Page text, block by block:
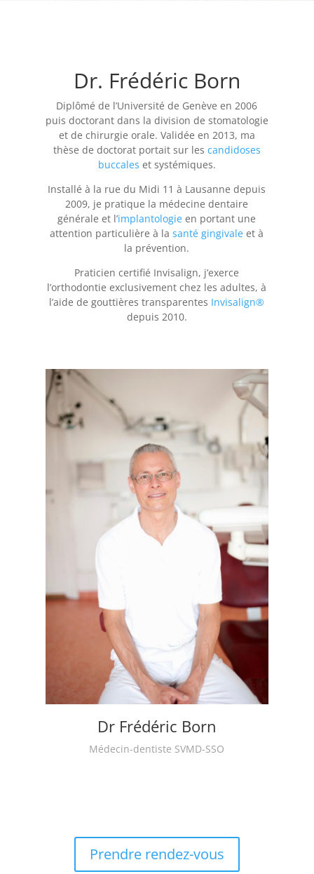
Dr. Frédéric Born
Diplômé de l’Université de Genève en 2006
puis doctorant dans la division de stomatologie
et de chirurgie orale. Validée en 2013, ma
thèse de doctorat portait sur les candidoses
buccales et systémiques.
Installé à la rue du Midi 11 à Lausanne depuis
2009, je pratique la médecine dentaire
générale et l’implantologie en portant une
attention particulière à lasanté gingivale et à
la prévention.
Praticien certifié Invisalign, j’exerce
l’orthodontie exclusivement chez les adultes, à
l’aide de gouttières transparentes Invisalign®
depuis 2010.
Dr Frédéric Born
Médecin-dentiste SVMD-SSO
Prendre rendez-vous